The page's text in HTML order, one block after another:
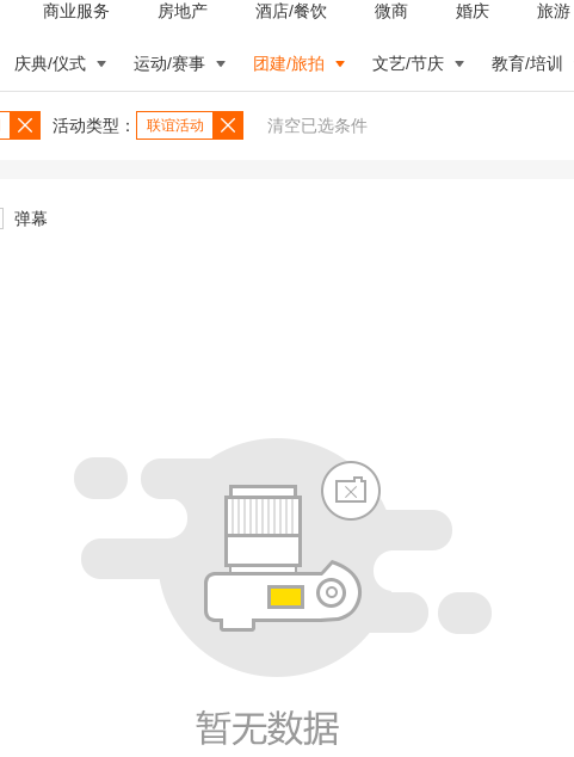
商业服务 房地产 酒店/餐饮 微商 婚庆 旅游
庆典/仪式 运动/赛事 团建/旅拍 文艺/节庆 教育/培训
活动类型： 联谊活动 清空已选条件
弹幕